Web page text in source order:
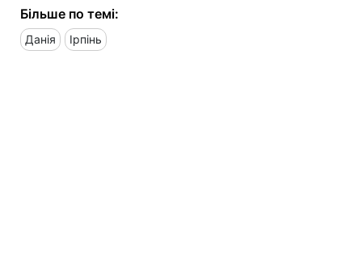
Більше по темі:
Данія Ірпінь